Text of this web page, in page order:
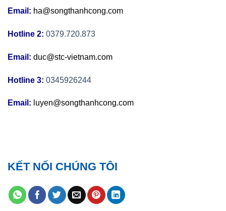
Email: ha@songthanhcong.com
Hotline 2: 0379.720.873
Email: duc@stc-vietnam.com
Hotline 3: 0345926244
Email: luyen@songthanhcong.com
KẾT NỐI CHÚNG TÔI